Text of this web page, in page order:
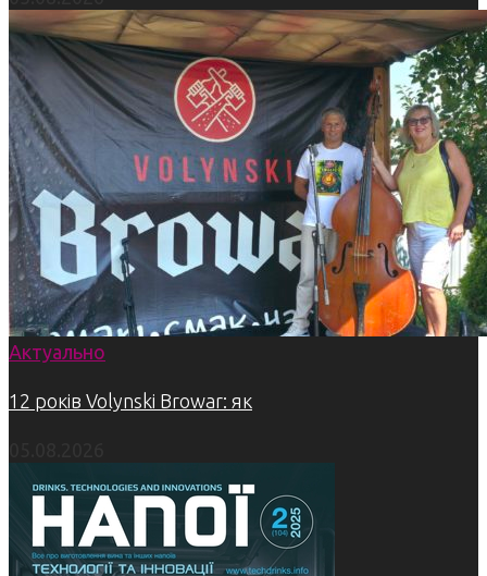
Актуально
12 років Volynski Browar: як